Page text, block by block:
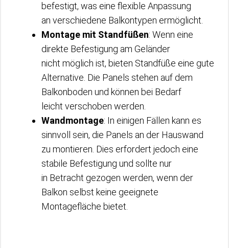
befestigt, was eine flexible Anpassung
an verschiedene Balkontypen ermöglicht.
Montage mit Standfüßen: Wenn eine
direkte Befestigung am Geländer
nicht möglich ist, bieten Standfüße eine gute
Alternative. Die Panels stehen auf dem
Balkonboden und können bei Bedarf
leicht verschoben werden.
Wandmontage: In einigen Fällen kann es
sinnvoll sein, die Panels an der Hauswand
zu montieren. Dies erfordert jedoch eine
stabile Befestigung und sollte nur
in Betracht gezogen werden, wenn der
Balkon selbst keine geeignete
Montagefläche bietet.